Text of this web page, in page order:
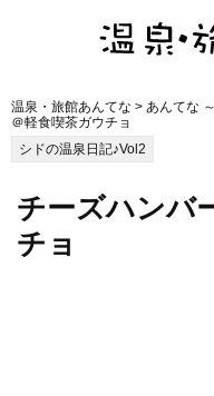
温泉・旅館あんてな > あんてな
＠軽食喫茶ガウチョ
シドの温泉日記♪Vol2
チーズハンバ
チョ